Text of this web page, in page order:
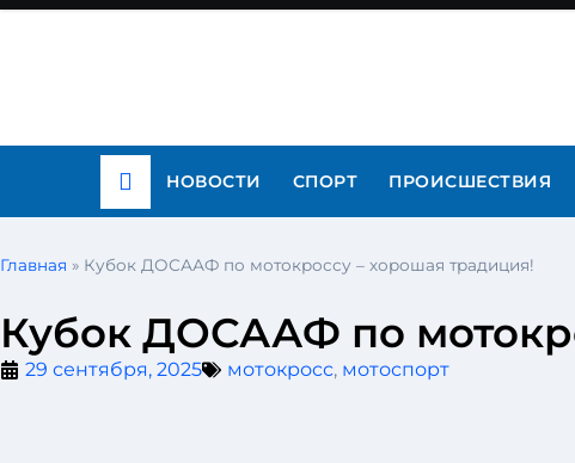
НОВОСТИ СПОРТ ПРОИСШЕСТВИЯ
Главная » Кубок ДОСААФ по мотокроссу – хорошая традиция!
Кубок ДОСААФ по
29 сентября, 2025 мотокросс, мотоспорт